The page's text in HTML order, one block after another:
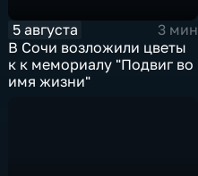
5 августа
3 мин
В Сочи возложили цветы
к к мемориалу "Подвиг во
имя жизни"